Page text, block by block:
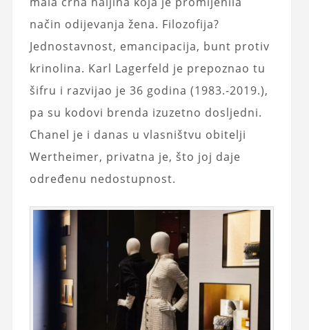
način odijevanja žena. Filozofija?
Jednostavnost, emancipacija, bunt protiv
krinolina. Karl Lagerfeld je prepoznao tu
šifru i razvijao je 36 godina (1983.-2019.),
pa su kodovi brenda izuzetno dosljedni.
Chanel je i danas u vlasništvu obitelji
Wertheimer, privatna je, što joj daje
određenu nedostupnost.